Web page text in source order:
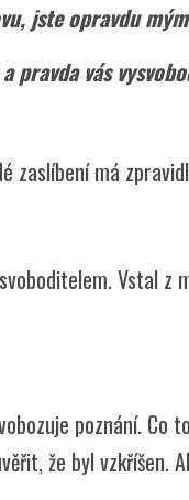
jste opravdu
pravda vás
zaslíbení má
poznání.
že byl vzkříšen.